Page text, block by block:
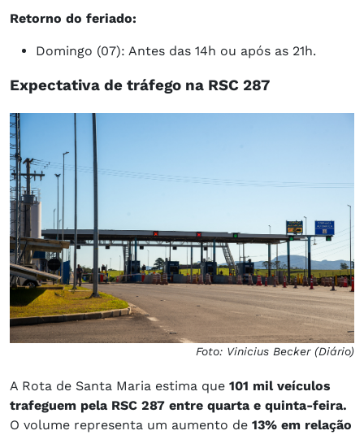
Retorno do feriado:
Domingo (07): Antes das 14h ou após as 21h.
Expectativa de tráfego na RSC 287
Foto: Vinicius Becker (Diário)
A Rota de Santa Maria estima que 101 mil veículos
trafeguem pela RSC 287 entre quarta e quinta-feira.
O volume representa um aumento de 13% em relação